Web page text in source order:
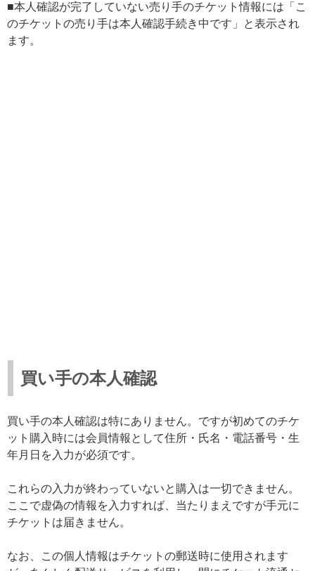
■本人確認が完了していない売り手のチケット情報には「こ
のチケットの売り手は本人確認手続き中です」と表示され
ます。
買い手の本人確認
買い手の本人確認は特にありません。ですが初めてのチケ
ット購入時には会員情報として住所・氏名・電話番号・生
年月日を入力が必須です。
これらの入力が終わっていないと購入は一切できません。
ここで虚偽の情報を入力すれば、当たりまえですが手元に
チケットは届きません。
なお、この個人情報はチケットの郵送時に使用されます